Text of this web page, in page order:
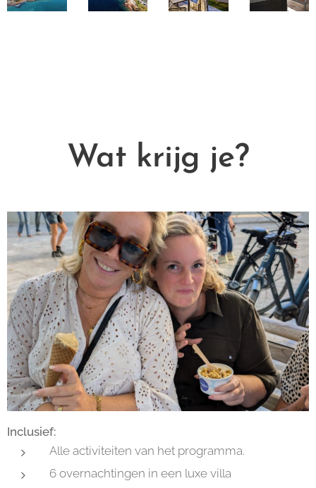
Wat krijg je?
Inclusief:
Alle activiteiten van het programma.
6 overnachtingen in een luxe villa